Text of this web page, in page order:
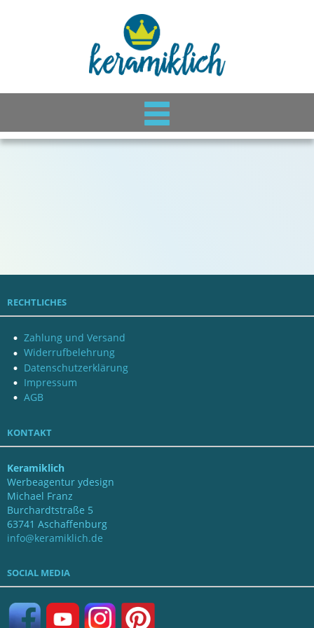
RECHTLICHES
Zahlung und Versand
Widerrufbelehrung
Datenschutzerklärung
Impressum
AGB
KONTAKT
Keramiklich
Werbeagentur ydesign
Michael Franz
Burchardtstraße 5
63741 Aschaffenburg
info@keramiklich.de
SOCIAL MEDIA